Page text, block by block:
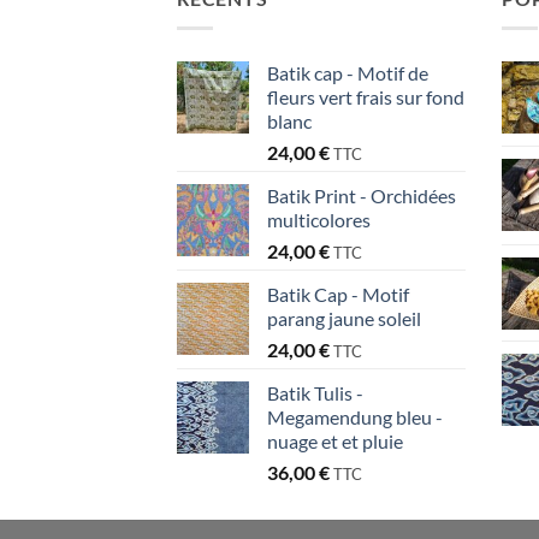
Batik cap - Motif de
fleurs vert frais sur fond
blanc
24,00€TTC
Batik Print - Orchidées
multicolores
24,00€TTC
Batik Cap - Motif
parang jaune soleil
24,00€TTC
Batik Tulis -
Megamendung bleu -
nuage et et pluie
36,00€TTC